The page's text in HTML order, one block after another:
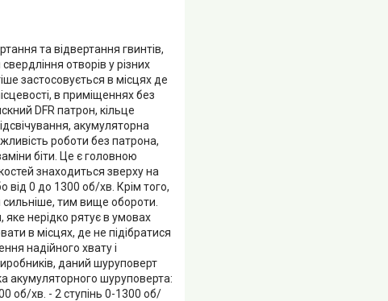
та відвертання гвинтів,
отворів у різних
застосовується в місцях де
в приміщеннях без
DFR патрон, кільце
акумуляторна
роботи без патрона,
біти. Це є головною
знаходиться зверху на
від 0 до 1300 об/хв. Крім того,
тим вище обороти.
яке нерідко рятує в умовах
в місцях, де не підібратися
надійного хвату і
даний шуруповерт
акумуляторного шуруповерта:
об/хв. - 2 ступінь 0-1300 об/